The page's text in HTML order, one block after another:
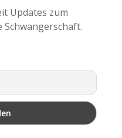
Updates zum
Schwangerschaft.